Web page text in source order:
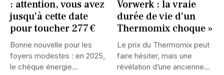
: attention, vous avez
jusqu’à cette date
pour toucher 277 €
Bonne nouvelle pour les
foyers modestes : en 2025,
le chèque énergie...
Vorwerk : la vraie
durée de vie d’un
Thermomix choque »
Le prix du Thermomix peut
faire hésiter, mais une
révélation d’une ancienne...